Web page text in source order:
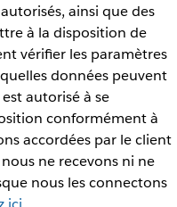
ainsi que des
à la disposition de
vérifier les paramètres
données peuvent
autorisé à se
conformément à
accordées par le client
ne recevons ni ne
nous les connectons